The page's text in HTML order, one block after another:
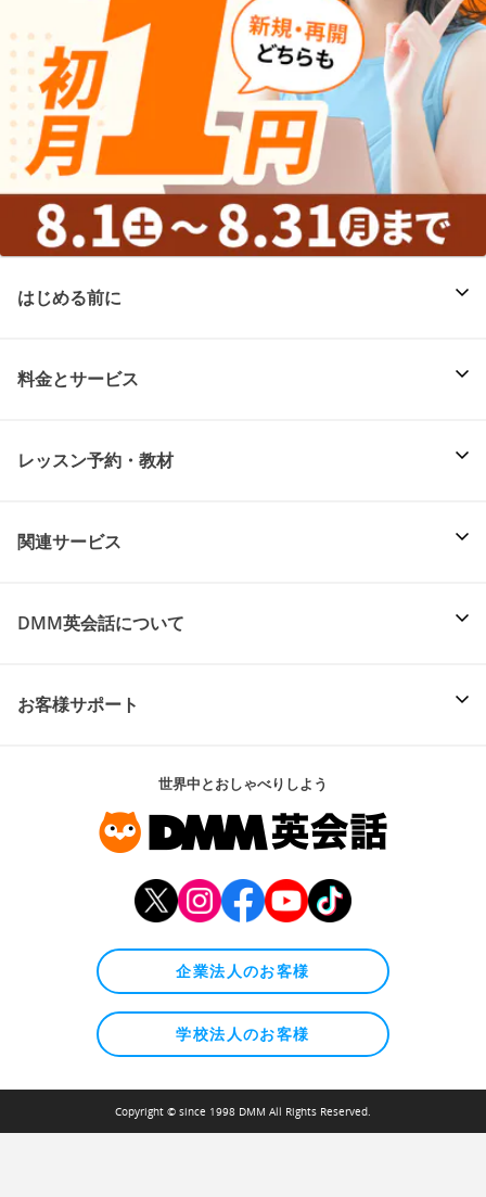
はじめる前に
料金とサービス
レッスン予約・教材
関連サービス
DMM英会話について
お客様サポート
世界中とおしゃべりしよう
企業法人のお客様
学校法人のお客様
Copyright © since 1998 DMM All Rights Reserved.